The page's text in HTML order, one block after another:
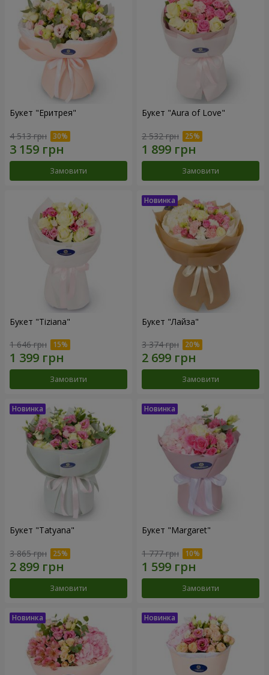
Букет "Еритрея"
4 513 грн
Замовити
Букет "Aura of Love"
2 532 грн
Замовити
Букет "Tiziana"
1 646 грн
Замовити
Букет "Лайза"
3 374 грн
Замовити
Букет "Tatyana"
3 865 грн
Замовити
Букет "Margaret"
1 777 грн
Замовити